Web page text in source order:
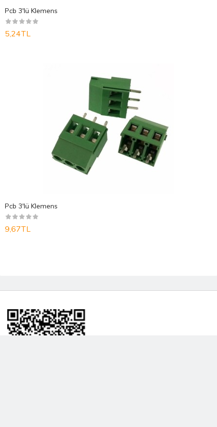
Pcb 3'lü Klemens
5,24TL
Pcb 3'lü Klemens
9,67TL